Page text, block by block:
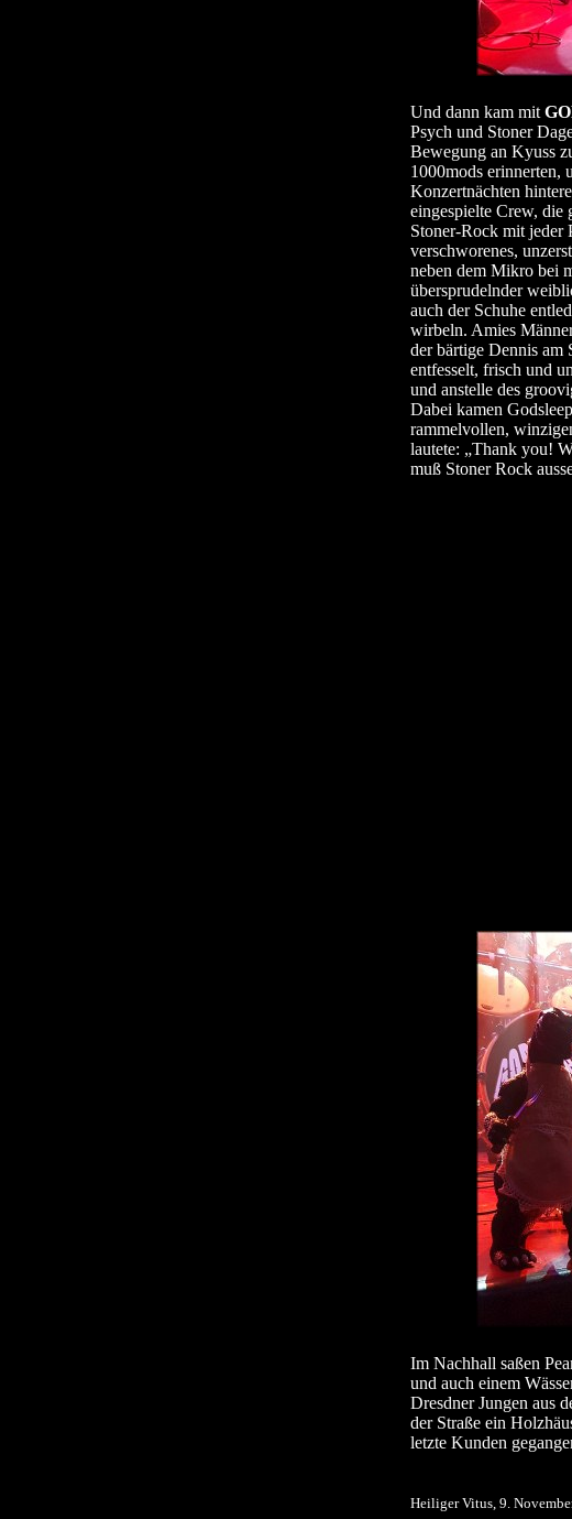
Und dann kam mit
Psych und Stoner
Bewegung an Kyuss
1000mods erinnerten,
Konzertnächten
eingespielte Crew, die
Stoner-Rock mit jeder
verschworenes,
neben dem Mikro bei
übersprudelnder
auch der Schuhe
wirbeln. Amies
der bärtige Dennis am
entfesselt, frisch und
und anstelle des
Dabei kamen
rammelvollen,
lautete: „Thank you!
muß Stoner Rock
Im Nachhall saßen
und auch einem
Dresdner Jungen aus
der Straße ein
letzte Kunden
Heiliger Vitus, 9.